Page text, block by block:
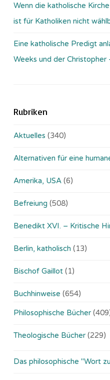
Wenn die katholische
ist für Katholiken nicht
Eine katholische Predigt
Weeks und der
Rubriken
Aktuelles (340)
Alternativen für eine
Amerika, USA (6)
Befreiung (508)
Benedikt XVI. – Kritische
Berlin, katholisch (13)
Bischof Gaillot (1)
Buchhinweise (654)
Philosophische Bücher
Theologische Bücher (229)
Das philosophische "Wort